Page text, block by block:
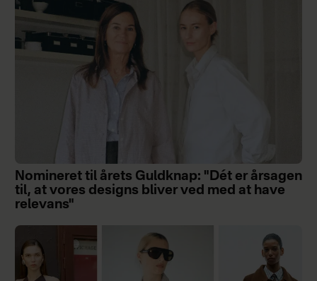
Nomineret til årets Guldknap: "Dét er årsagen
til, at vores designs bliver ved med at have
relevans"